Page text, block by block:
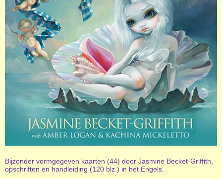
Bijzonder vormgegeven kaarten (44) door Jasmine Becket-Griffith,
opschriften en handleiding (120 blz.) in het Engels.